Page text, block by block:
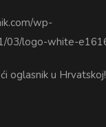
oglasnik u Hrvatskoj!